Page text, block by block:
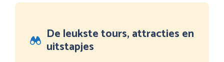
De leukste tours, attracties en
uitstapjes